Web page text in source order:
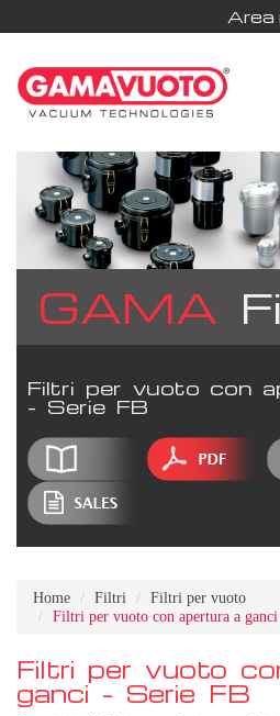
Area
GAMA
Filtri per vuoto con
- Serie FB
Home Filtri
Filtri per vuoto
Filtri per vuoto con apertura a
Filtri per vuoto
ganci - Serie FB